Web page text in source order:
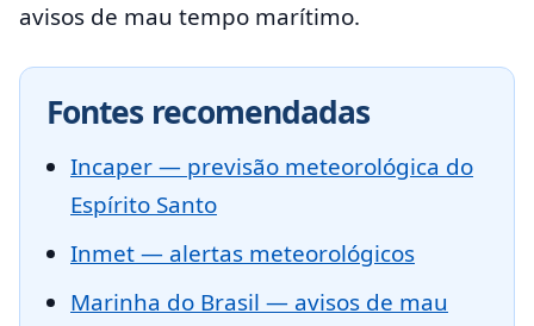
avisos de mau tempo marítimo.
Fontes recomendadas
Incaper — previsão meteorológica do
Espírito Santo
Inmet — alertas meteorológicos
Marinha do Brasil — avisos de mau